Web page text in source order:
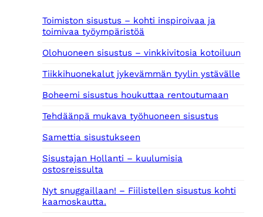
Toimiston sisustus – kohti inspiroivaa ja
toimivaa työympäristöä
Olohuoneen sisustus – vinkkivitosia kotoiluun
Tiikkihuonekalut jykevämmän tyylin ystävälle
Boheemi sisustus houkuttaa rentoutumaan
Tehdäänpä mukava työhuoneen sisustus
Samettia sisustukseen
Sisustajan Hollanti – kuulumisia
ostosreissulta
Nyt snuggaillaan! – Fiilistellen sisustus kohti
kaamoskautta.